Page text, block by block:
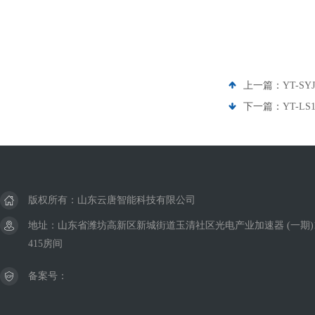
上一篇： YT-
下一篇： YT-
版权所有：山东云唐智能科技有限公司
地址：山东省潍坊高新区新城街道玉清社区光电产业加速器 (一期
415房间
备案号：